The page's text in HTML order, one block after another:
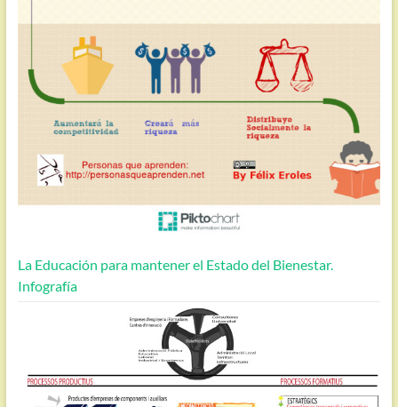
La Educación para mantener el Estado del Bienestar.
Infografía